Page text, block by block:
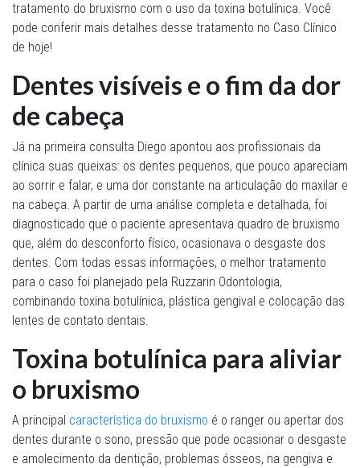
tratamento do bruxismo com o uso da toxina botulínica. Você
pode conferir mais detalhes desse tratamento no Caso Clínico
de hoje!
Dentes visíveis e o fim da dor
de cabeça
Já na primeira consulta Diego apontou aos profissionais da
clínica suas queixas: os dentes pequenos, que pouco apareciam
ao sorrir e falar, e uma dor constante na articulação do maxilar e
na cabeça. A partir de uma análise completa e detalhada, foi
diagnosticado que o paciente apresentava quadro de bruxismo
que, além do desconforto físico, ocasionava o desgaste dos
dentes. Com todas essas informações, o melhor tratamento
para o caso foi planejado pela Ruzzarin Odontologia,
combinando toxina botulínica, plástica gengival e colocação das
lentes de contato dentais.
Toxina botulínica para aliviar
o bruxismo
A principal característica do bruxismo é o ranger ou apertar dos
dentes durante o sono, pressão que pode ocasionar o desgaste
e amolecimento da dentição, problemas ósseos, na gengiva e